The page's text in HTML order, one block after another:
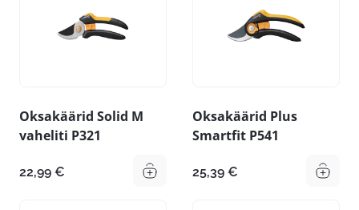
Oksakäärid Solid M
vaheliti P321
22,99 €
Oksakäärid Plus
Smartfit P541
25,39 €